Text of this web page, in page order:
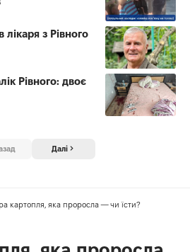
з Рівного
Рівного: двоє
Далі
картопля, яка проросла — чи їсти?